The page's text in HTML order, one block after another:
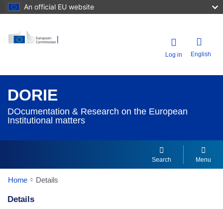
An official EU website
Log in English
DORIE
DOcumentation & Research on the European
Institutional matters
Search Menu
Home Details
Details